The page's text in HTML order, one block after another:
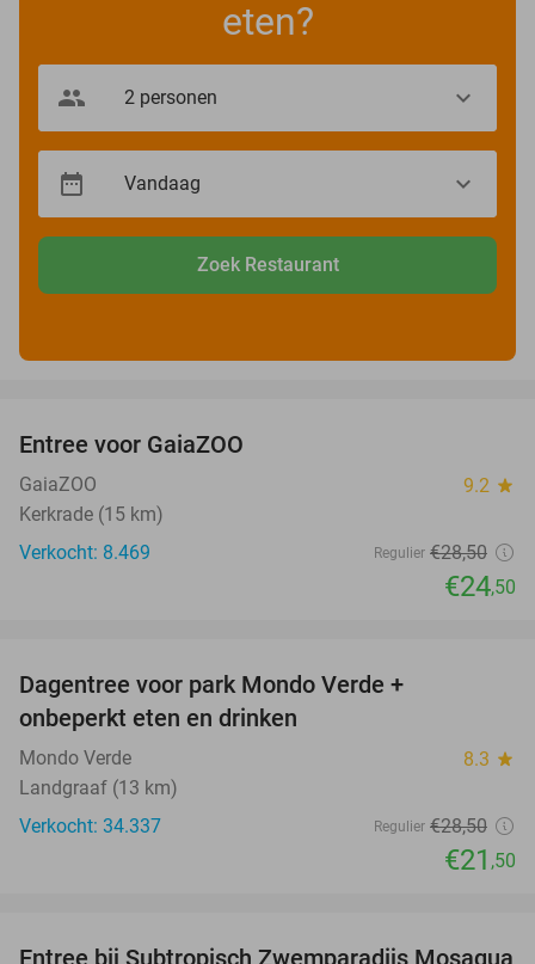
eten?
Zoek Restaurant
Entree voor GaiaZOO
GaiaZOO 9.2 star
Kerkrade (15 km)
Verkocht: 8.469
Regulier €28,50
€24,50
Dagentree voor park Mondo Verde +
onbeperkt eten en drinken
Mondo Verde 8.3 star
Landgraaf (13 km)
Verkocht: 34.337
Regulier €28,50
€21 ,50
Entree bij Subtropisch Zwemparadijs Mosaqua